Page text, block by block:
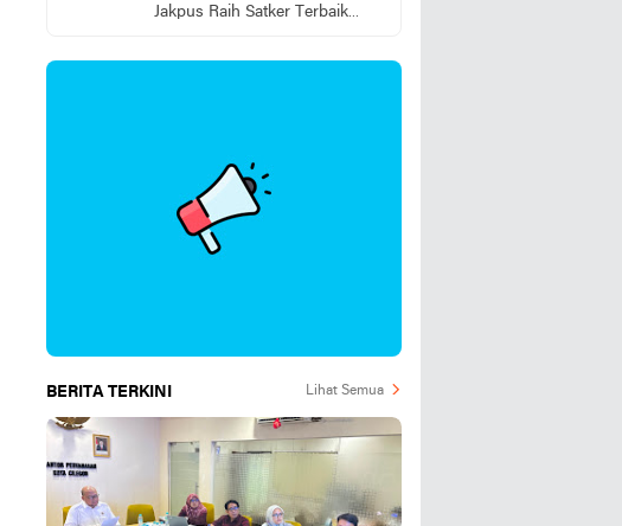
Jakpus Raih Satker Terbaik
BERITA TERKINI Lihat Semua